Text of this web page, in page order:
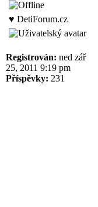
♥ DetiForum.cz
Registrován: ned zář
25, 2011 9:19 pm
Příspěvky: 231